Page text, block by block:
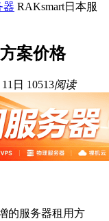
器 RAKsmart日本服
案价格
日 10513阅读
的服务器租用方